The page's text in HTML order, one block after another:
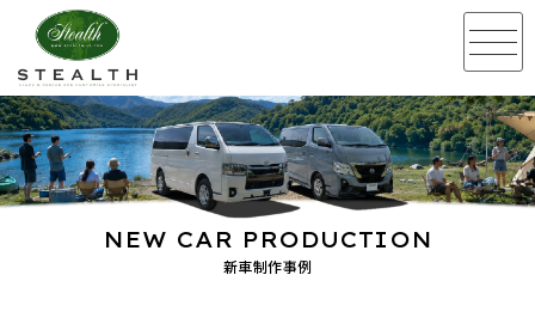
新車制作事例
NEW CAR PRODUCTION